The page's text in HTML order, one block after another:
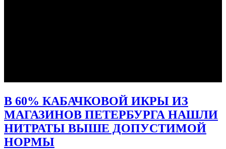
В 60% КАБАЧКОВОЙ ИКРЫ ИЗ
МАГАЗИНОВ ПЕТЕРБУРГА НАШЛИ
НИТРАТЫ ВЫШЕ ДОПУСТИМОЙ
НОРМЫ